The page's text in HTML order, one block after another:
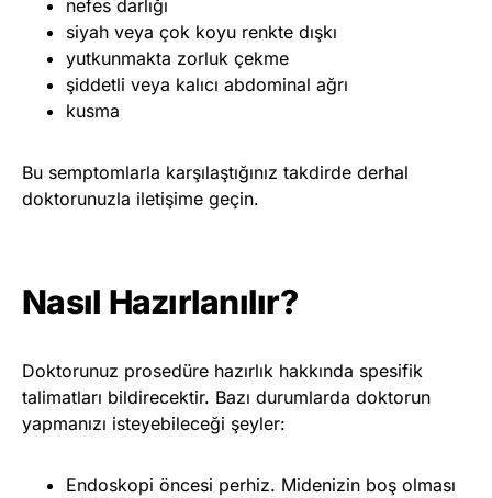
nefes darlığı
siyah veya çok koyu renkte dışkı
yutkunmakta zorluk çekme
şiddetli veya kalıcı abdominal ağrı
kusma
Bu semptomlarla karşılaştığınız takdirde derhal
doktorunuzla iletişime geçin.
Nasıl Hazırlanılır?
Doktorunuz prosedüre hazırlık hakkında spesifik
talimatları bildirecektir. Bazı durumlarda doktorun
yapmanızı isteyebileceği şeyler:
Endoskopi öncesi perhiz. Midenizin boş olması